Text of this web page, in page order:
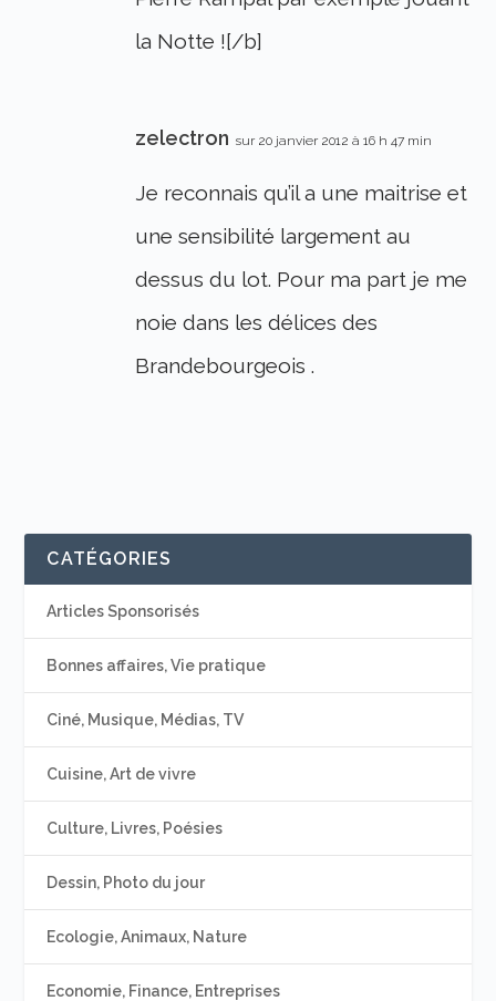
la Notte ![/b]
zelectron sur 20 janvier 2012 à 16 h 47 min
Je reconnais qu’il a une maitrise et
une sensibilité largement au
dessus du lot. Pour ma part je me
noie dans les délices des
Brandebourgeois .
CATÉGORIES
Articles Sponsorisés
Bonnes affaires, Vie pratique
Ciné, Musique, Médias, TV
Cuisine, Art de vivre
Culture, Livres, Poésies
Dessin, Photo du jour
Ecologie, Animaux, Nature
Economie, Finance, Entreprises